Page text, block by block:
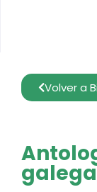
Volver a
galega